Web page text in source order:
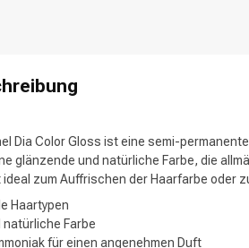
Marken
Dia Color Gloss ist eine semi-
glänzende und natürliche Farbe, die
ideal zum Auffrischen der Haarfarbe oder
Haartypen
Farbe
für einen angenehmen Duft